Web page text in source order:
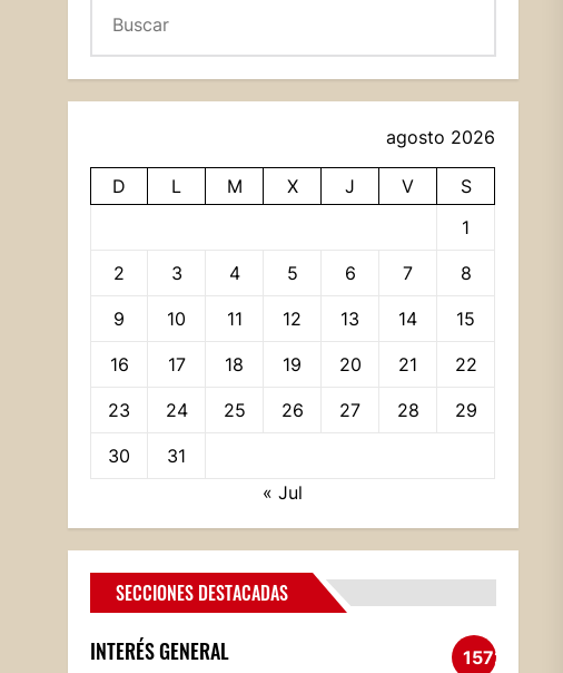
agosto 2026
D L M X J V
S
1
2 3 4 5 6 7 8
9 10 11 12 13 14 15
16 17 18 19 20 21 22
23 24 25 26 27 28 29
30
31
« Jul
SECCIONES DESTACADAS
INTERÉS GENERAL 1572